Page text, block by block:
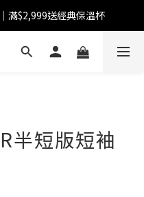
商品低至38折
滿$2,999送經典保溫杯
單免運費
半短版短袖